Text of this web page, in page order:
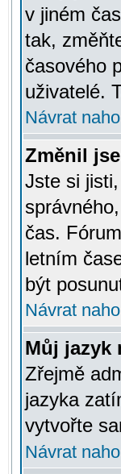
v jiném
tak,
časového
uživatelé.
Návrat
Změnil
Jste si
čas.
letním
být
Návrat
Můj jazyk
Zřejmě
jazyka
vytvořte
Návrat